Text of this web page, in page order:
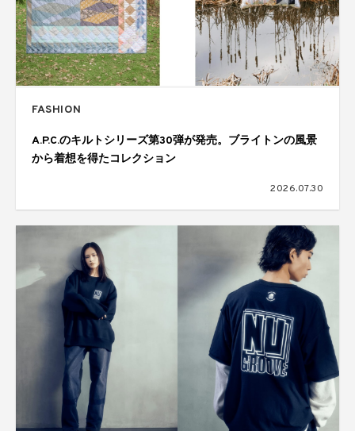
FASHION
A.P.C.のキルトシリーズ第30弾が発売。ブライトンの風景
から着想を得たコレクション
2026.07.30